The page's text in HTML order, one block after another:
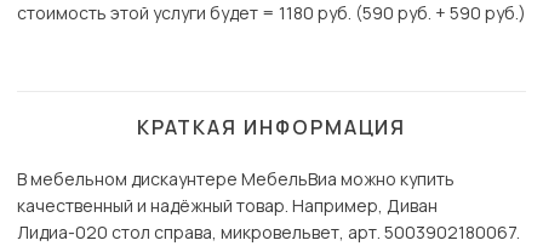
стоимость этой услуги будет = 1180 руб. (590 руб. + 590 руб.)
КРАТКАЯ ИНФОРМАЦИЯ
В мебельном дискаунтере МебельВиа можно купить
качественный и надёжный товар. Например, Диван
Лидиа-020 стол справа, микровельвет, арт. 5003902180067.